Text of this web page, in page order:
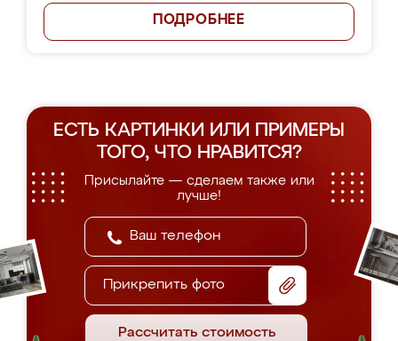
ПОДРОБНЕЕ
ЕСТЬ КАРТИНКИ ИЛИ ПРИМЕРЫ
ТОГО, ЧТО НРАВИТСЯ?
Присылайте — сделаем также или
лучше!
Прикрепить фото
Рассчитать стоимость